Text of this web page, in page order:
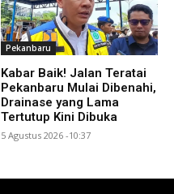
Pekanbaru
Kabar Baik! Jalan Teratai
Pekanbaru Mulai Dibenahi,
Drainase yang Lama
Tertutup Kini Dibuka
5 Agustus 2026 -10:37